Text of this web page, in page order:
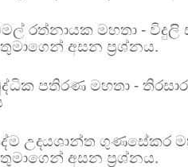
රත්නායක මහතා - විදුලි
අසන ප්‍රශ්නය.
පතිරණ මහතා -
උදයශාන්ත ගුණසේකර
අසන ප්‍රශ්නය.